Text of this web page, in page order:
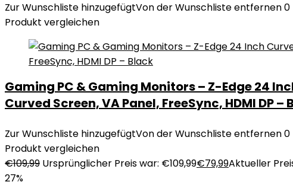
Zur Wunschliste hinzugefügtVon der Wunschliste entfernen0
Produkt vergleichen
Gaming PC & Gaming Monitors – Z-Edge 24
Curved Screen, VA Panel, FreeSync, HDMI DP –
Zur Wunschliste hinzugefügtVon der Wunschliste entfernen0
Produkt vergleichen
€109,99 Ursprünglicher Preis war: €109,99€79,99Aktueller
27%